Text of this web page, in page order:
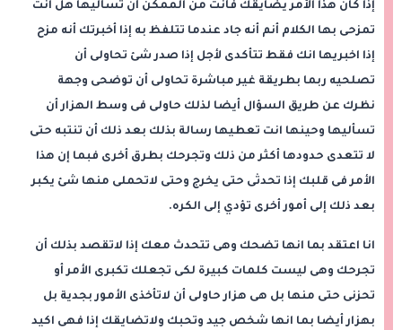
إذا كان هذا الأمر يضايقك فأنت من الممكن أن تسأليها هل انت
تمزحى بها الكلام أنم أنه جاد عندما تتلفظ به إذا أخبرتك أنه مزح
إذا اخبريها انك فقط تتأكدى لأجل إذا صدر شئ تحاولى أن
تصلحيه ربما بطريقة غير مباشرة تحاولى أن توضحى وجهة
نظرك عن طريق السؤال أيضا لذلك حاولى فى وسط الهزار أن
تسأليها وحينها انت تعطيها رسالة بذلك بعد ذلك أن تنتبه حتى
لا تتعدى حدودها أكثر من ذلك وتجرحك بطرق أخرى فبما إن هذا
الأمر فى قلبك إذا تحدثى حتى يخرج وحتى لاتحملى منها شئ يكبر
بعد ذلك إلى أمور أخرى تؤدي إلى الكره.
انا اعتقد بما انها تضحك وهى تتحدث معك إذا لاتقصد بذلك أن
تجرحك وهى ليست كلمات كبيرة لكى تجعلك تكبرى الأمر أو
تحزنى حتى منها بل هى هزار حاولى أن لاتأخذى الأمور بجدية بل
بهزار أيضا بما انها شخص جيد وتحبك ولاتضايقك إذا فهى اكيد